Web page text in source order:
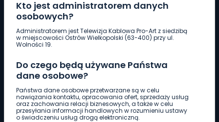
Kto jest administratorem danych
osobowych?
Administratorem jest Telewizja Kablowa Pro-Art z siedzibą
w miejscowości Ostrów Wielkopolski (63-400) przy ul.
Wolności 19.
Do czego będą używane Państwa
dane osobowe?
Państwa dane osobowe przetwarzane są w celu
nawiązania kontaktu, opracowania ofert, sprzedaży usług
oraz zachowania relacji biznesowych, a także w celu
przesyłania informacji handlowych w rozumieniu ustawy
o świadczeniu usług drogą elektroniczną.
Pobierz logotyp
LINIA INTERWENCYJNA
661 997 997
REDAKCJA
62 735 22 22redakcja@wlkp24.info